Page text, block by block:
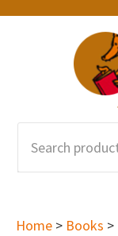
Skip
Skip
Skip
Home > Books >